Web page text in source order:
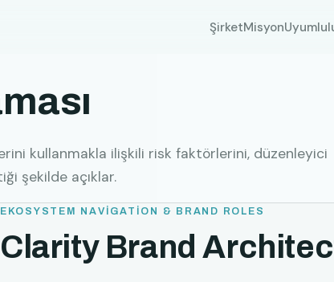
ŞirketMisyon
kullanmakla ilişkili risk faktörlerini, düzenleyici
şekilde açıklar.
EKOSYSTEM NAVIGATION & BRAND ROLES
Clarity Brand